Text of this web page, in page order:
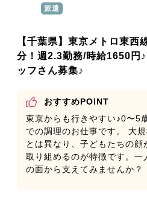
派遣
【千葉県】東京メトロ東西
分！週2.3勤務/時給1650円
ッフさん募集♪
おすすめPOINT
東京からも行きやすい♪0〜5
での調理のお仕事です。 大
とは異なり、子どもたちの顔
取り組めるのが特徴です。一
の面から支えてみませんか？